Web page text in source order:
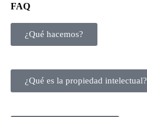
FAQ
¿Qué hacemos?
¿Qué es la propiedad intelectual?